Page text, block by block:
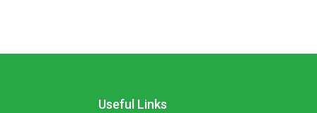
Useful Links